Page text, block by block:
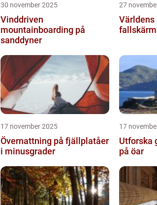
30 november 2025
Vinddriven
mountainboarding på
sanddyner
27
Världens
17 november 2025
Övernattning på fjällplatåer
i minusgrader
17
Utforska
på öar